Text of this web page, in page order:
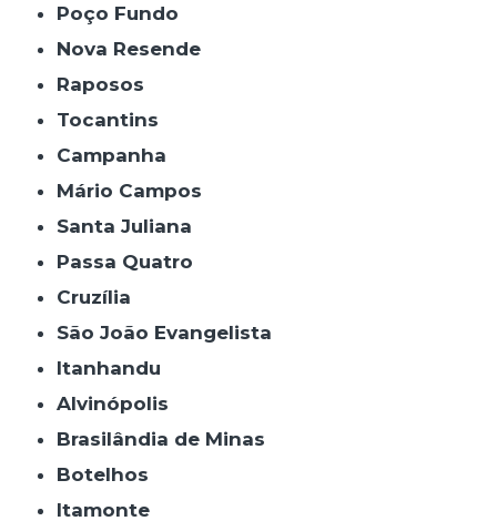
Poço Fundo
Nova Resende
Raposos
Tocantins
Campanha
Mário Campos
Santa Juliana
Passa Quatro
Cruzília
São João Evangelista
Itanhandu
Alvinópolis
Brasilândia de Minas
Botelhos
Itamonte